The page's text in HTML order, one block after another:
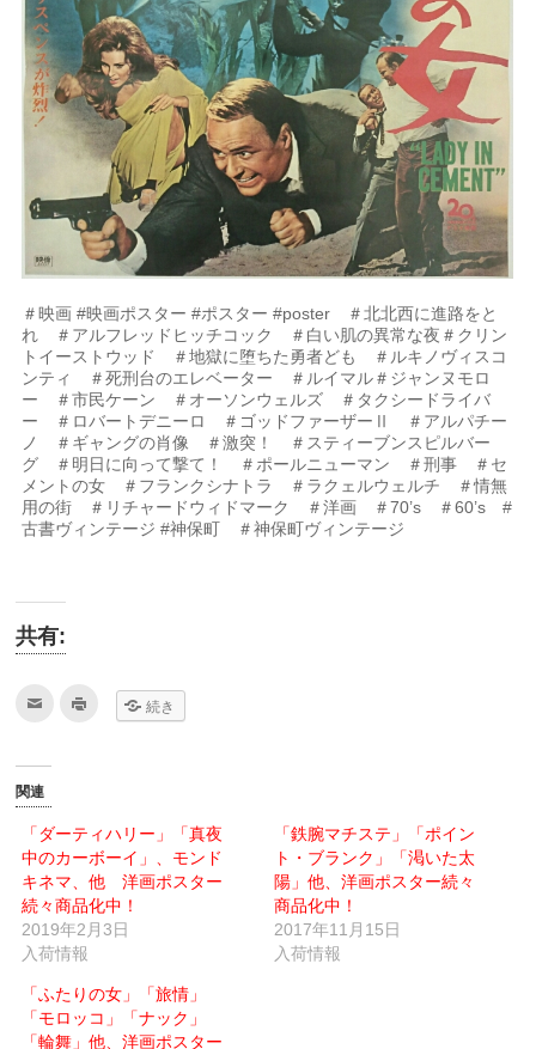
＃映画 #映画ポスター #ポスター #poster ＃北北西に進路をと
れ ＃アルフレッドヒッチコック ＃白い肌の異常な夜＃クリン
トイーストウッド ＃地獄に堕ちた勇者ども ＃ルキノヴィスコ
ンティ ＃死刑台のエレベーター ＃ルイマル＃ジャンヌモロ
ー ＃市民ケーン ＃オーソンウェルズ ＃タクシードライバ
ー ＃ロバートデニーロ ＃ゴッドファーザーⅡ ＃アルパチー
ノ ＃ギャングの肖像 ＃激突！ ＃スティーブンスピルバー
グ ＃明日に向って撃て！ ＃ポールニューマン ＃刑事 ＃セ
メントの女 ＃フランクシナトラ ＃ラクェルウェルチ ＃情無
用の街 ＃リチャードウィドマーク ＃洋画 ＃70’s ＃60’s #
古書ヴィンテージ #神保町 ＃神保町ヴィンテージ
共有:
て
メ
ー
ル
で
送
信
(新
し
い
ウ
ン
ド
ウ
で
開
し
い
ウ
ィ
ン
ド
ウ
で
開
す)
続き
関連
「ダーティハリー」「真夜
中のカーボーイ」、モンド
キネマ、他 洋画ポスター
続々商品化中！
2019年2月3日
入荷情報
「鉄腕マチステ」「ポイン
ト・ブランク」「渇いた太
陽」他、洋画ポスター続々
商品化中！
2017年11月15日
入荷情報
「ふたりの女」「旅情」
「モロッコ」「ナック」
「輪舞」他、洋画ポスター